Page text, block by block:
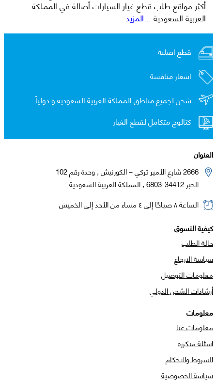
أكثر مواقع طلب قطع غيار السيارات أصالة في المملكة
العربية السعودية...المزيد
قطع اصلية
اسعار منافسة
شحن لجميع مناطق المملكة العربية السعوديه ودولياً
كتالوج متكامل لقطع الغيار
العنوان
2666 شارع الأمير تركي – الكورنيش , وحدة رقم 102
الخبر 34412-6803 , المملكة العربية السعودية
الساعة ٨ صباحًا إلى ٤ مساء من الأحد إلى الخميس
كيفية التسوق
حالة الطلب
سياسة الارجاع
معلومات التوصيل
أرشادات الشحن الدولي
معلومات
معلومات عنا
اسئلة متكرره
الشروط والاحكام
سياسة الخصوصية